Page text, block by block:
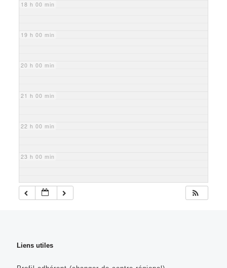
18 h 00 min
19 h 00 min
20 h 00 min
21 h 00 min
22 h 00 min
23 h 00 min
Liens utiles